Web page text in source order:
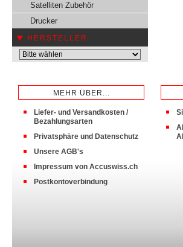
Satelliten Zubehör
Drucker
HERSTELLER
MEHR ÜBER...
Liefer- und Versandkosten /
Bezahlungsarten
Privatsphäre und Datenschutz
Unsere AGB's
Impressum von Accuswiss.ch
Postkontoverbindung